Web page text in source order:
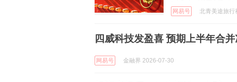
网易号 北青美途旅
四威科技发盈喜 预期上半年合
网易号 金融界 2026-07-30